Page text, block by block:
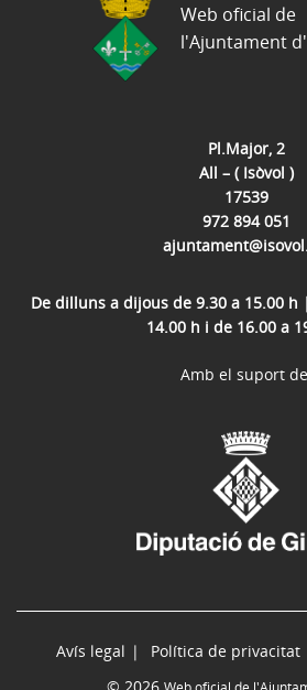
Pl.Major, 2
All – ( Isòvol )
17539
972 894 051
De dilluns a dijous de 9.30 a 15.00
14.00 h i de 16.00 a
Web oficial de
l'Ajuntament
Avís legal Política de privacitat
Amb el suport